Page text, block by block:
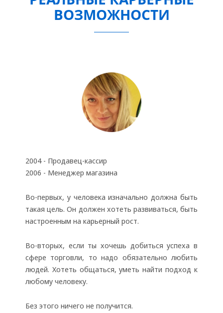
ВОЗМОЖНОСТИ
2004 - Продавец-кассир
2006 - Менеджер магазина
Во-первых, у человека изначально должна быть
такая цель. Он должен хотеть развиваться, быть
настроенным на карьерный рост.
Во-вторых, если ты хочешь добиться успеха в
сфере торговли, то надо обязательно любить
людей. Хотеть общаться, уметь найти подход к
любому человеку.
Без этого ничего не получится.